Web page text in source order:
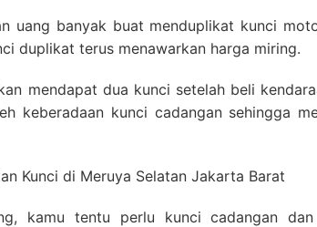
uang banyak buat menduplikat kunci
duplikat terus menawarkan harga miring.
mendapat dua kunci setelah beli
keberadaan kunci cadangan sehingga
kamu tentu perlu kunci cadangan